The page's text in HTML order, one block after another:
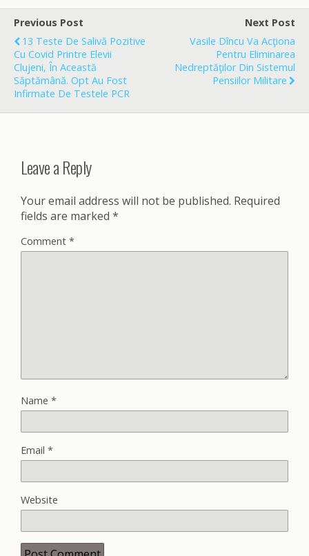
b
o
o
k
l
e
Previous Post
13 Teste De Salivă Pozitive
Cu Covid Printre Elevii
Clujeni, În Această
Săptămână. Opt Au Fost
Infirmate De Testele PCR
Next Post
Vasile Dîncu Va Acţiona
Pentru Eliminarea
Nedreptăţilor Din Sistemul
Pensiilor Militare
Leave a Reply
Your email address will not be published. Required
fields are marked *
Comment *
Name *
Email *
Website